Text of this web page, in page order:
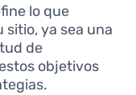
lo que
ya sea una
de
objetivos